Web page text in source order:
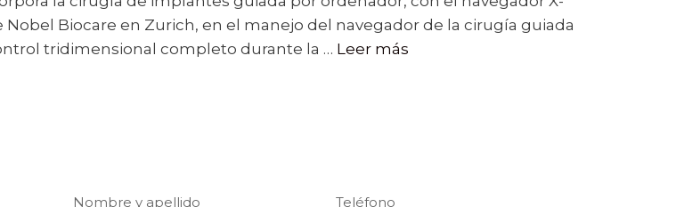
Biocare en Zurich, en el manejo del navegador de la cirugía guiada
tridimensional completo durante la … Leer más